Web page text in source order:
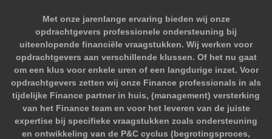
Met onze jarenlange ervaring bieden wij onze
opdrachtgevers professionele ondersteuning bij
uiteenlopende financiële vraagstukken. Wij werken voor
opdrachtgevers aan verschillende klussen. Of het nu gaat
om een klus voor enkele uren of een langdurige inzet. Voor
opdrachtgevers zetten wij onze Finance professionals in als
tijdelijke Finance partner in huis, (management) versterking
van het Finance team en voor het leveren van de juiste
expertise bij specifieke vraagstukken zoals ondersteuning
en ontwikkeling van de P&C cyclus (begrotingsproces,